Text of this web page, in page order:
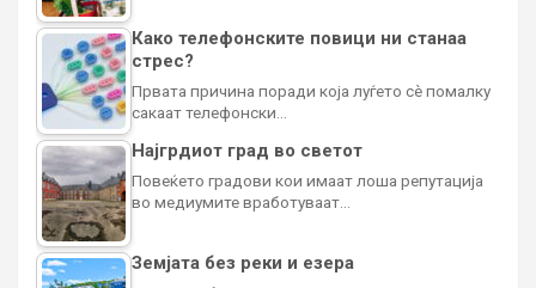
Како телефонските повици ни станаа
стрес?
Првата причина поради која луѓето сè помалку
сакаат телефонски…
Најгрдиот град во светот
Повеќето градови кои имаат лоша репутација
во медиумите вработуваат…
Земјата без реки и езера